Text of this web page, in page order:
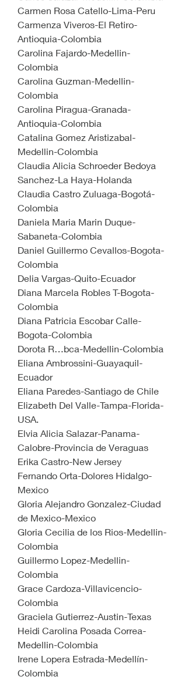
Carmen Rosa Catello-Lima-Peru
Carmenza Viveros-El Retiro-
Antioquia-Colombia
Carolina Fajardo-Medellin-
Colombia
Carolina Guzman-Medellin-
Colombia
Carolina Piragua-Granada-
Antioquia-Colombia
Catalina Gomez Aristizabal-
Medellin-Colombia
Claudia Alicia Schroeder Bedoya
Sanchez-La Haya-Holanda
Claudia Castro Zuluaga-Bogotá-
Colombia
Daniela Maria Marin Duque-
Sabaneta-Colombia
Daniel Guillermo Cevallos-Bogota-
Colombia
Delia Vargas-Quito-Ecuador
Diana Marcela Robles T-Bogota-
Colombia
Diana Patricia Escobar Calle-
Bogota-Colombia
Dorota R…bca-Medellin-Colombia
Eliana Ambrossini-Guayaquil-
Ecuador
Eliana Paredes-Santiago de Chile
Elizabeth Del Valle-Tampa-Florida-
USA.
Elvia Alicia Salazar-Panama-
Calobre-Provincia de Veraguas
Erika Castro-New Jersey
Fernando Orta-Dolores Hidalgo-
Mexico
Gloria Alejandro Gonzalez-Ciudad
de Mexico-Mexico
Gloria Cecilia de los Rios-Medellin-
Colombia
Guillermo Lopez-Medellin-
Colombia
Grace Cardoza-Villavicencio-
Colombia
Graciela Gutierrez-Austin-Texas
Heidi Carolina Posada Correa-
Medellin-Colombia
Irene Lopera Estrada-Medellín-
Colombia